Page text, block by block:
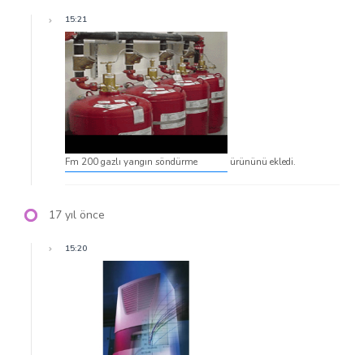
15:21
Fm 200 gazlı yangın söndürme ürününü ekledi.
17 yıl önce
15:20